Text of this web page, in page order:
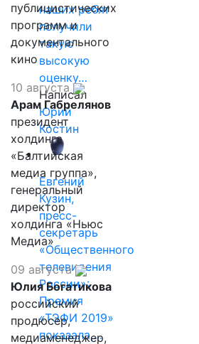
наших ребят
получили
такую
высокую
оценку…
Написал
Юрий
Костин
Евгений
Кузин,
пресс-
секретарь
«Общественного
телевидения
России»:
Премия
«ТЭФИ 2019»
показала,…
публицистических
программ и
документального
кино
10 августа
Арам Габрелянов
президент
холдинга
«Балтийская
медиа группа»,
генеральный
директор
холдинга «Ньюс
Медиа»
09 августа
Юлия Богатикова
российский
продюсер,
медиаменеджер,